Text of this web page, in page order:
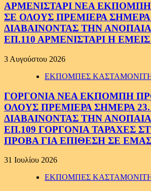
ΑΡΜΕΝΙΣΤΑΡΙ ΝΕΑ
ΣΕ ΟΛΟΥΣ ΠΡΕΜΙΕΡΑ ΣΗΜΕΡΑ
ΔΙΑΒΑΙΝΟΝΤΑΣ ΤΗΝ ΑΝΟΠΑΙΑ
ΕΠ.110 ΑΡΜΕΝΙΣΤΑΡΙ Η
3 Αυγούστου 2026
ΕΚΠΟΜΠΕΣ
ΓΟΡΓΟΝΙΑ ΝΕΑ ΕΚΠΟΜΠΗ
ΟΛΟΥΣ ΠΡΕΜΙΕΡΑ ΣΗΜΕΡΑ
ΔΙΑΒΑΙΝΟΝΤΑΣ ΤΗΝ ΑΝΟΠΑΙΑ
ΕΠ.109 ΓΟΡΓΟΝΙΑ ΤΑΡΑΧΕΣ
ΠΡΟΒΑ ΓΙΑ ΕΠΙΘΕΣΗ ΣΕ
31 Ιουλίου 2026
ΕΚΠΟΜΠΕΣ